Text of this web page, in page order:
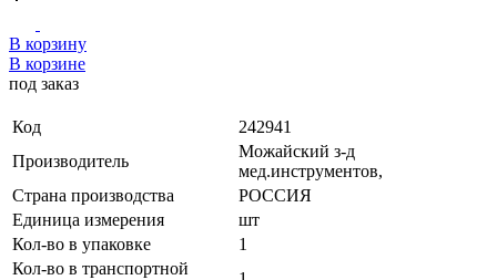
В корзину
В корзине
под заказ
Код
242941
Производитель
Можайский з-д
мед.инструментов,
Страна производства
РОССИЯ
Единица измерения
шт
Кол-во в упаковке
1
Кол-во в транспортной